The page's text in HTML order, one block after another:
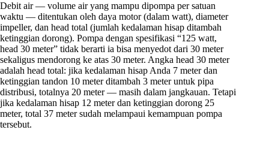
Debit air — volume air yang mampu dipompa per satuan
waktu — ditentukan oleh daya motor (dalam watt), diameter
impeller, dan head total (jumlah kedalaman hisap ditambah
ketinggian dorong). Pompa dengan spesifikasi “125 watt,
head 30 meter” tidak berarti ia bisa menyedot dari 30 meter
sekaligus mendorong ke atas 30 meter. Angka head 30 meter
adalah head total: jika kedalaman hisap Anda 7 meter dan
ketinggian tandon 10 meter ditambah 3 meter untuk pipa
distribusi, totalnya 20 meter — masih dalam jangkauan. Tetapi
jika kedalaman hisap 12 meter dan ketinggian dorong 25
meter, total 37 meter sudah melampaui kemampuan pompa
tersebut.